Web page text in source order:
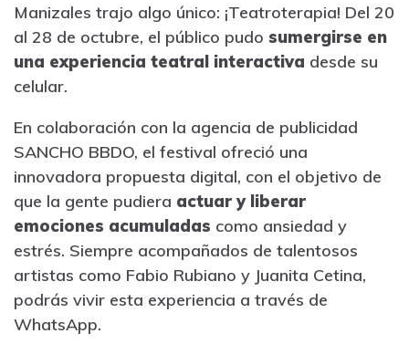
Manizales trajo algo único: ¡Teatroterapia! Del 20
al 28 de octubre, el público pudo sumergirse en
una experiencia teatral interactiva desde su
celular.
En colaboración con la agencia de publicidad
SANCHO BBDO, el festival ofreció una
innovadora propuesta digital, con el objetivo de
que la gente pudiera actuar y liberar
emociones acumuladas como ansiedad y
estrés. Siempre acompañados de talentosos
artistas como Fabio Rubiano y Juanita Cetina,
podrás vivir esta experiencia a través de
WhatsApp.